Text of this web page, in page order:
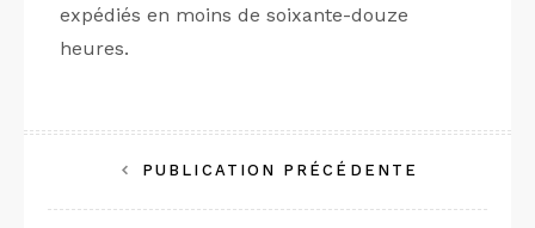
expédiés en moins de soixante-douze
heures.
Navigation
de
PUBLICATION PRÉCÉDENTE